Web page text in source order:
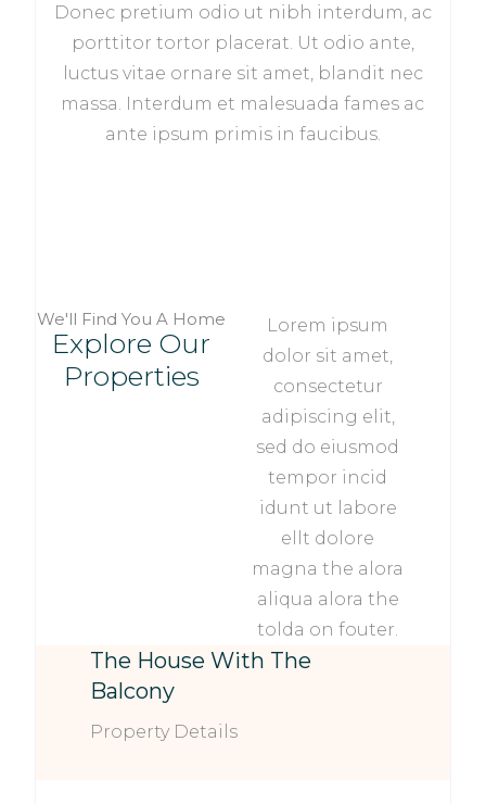
Donec pretium odio ut nibh interdum, ac
porttitor tortor placerat. Ut odio ante,
luctus vitae ornare sit amet, blandit nec
massa. Interdum et malesuada fames ac
ante ipsum primis in faucibus.
We'll Find You A Home
Explore Our
Properties
Lorem ipsum
dolor sit amet,
consectetur
adipiscing elit,
sed do eiusmod
tempor incid
idunt ut labore
ellt dolore
magna the alora
aliqua alora the
tolda on fouter.
The House With The
Balcony
Property Details